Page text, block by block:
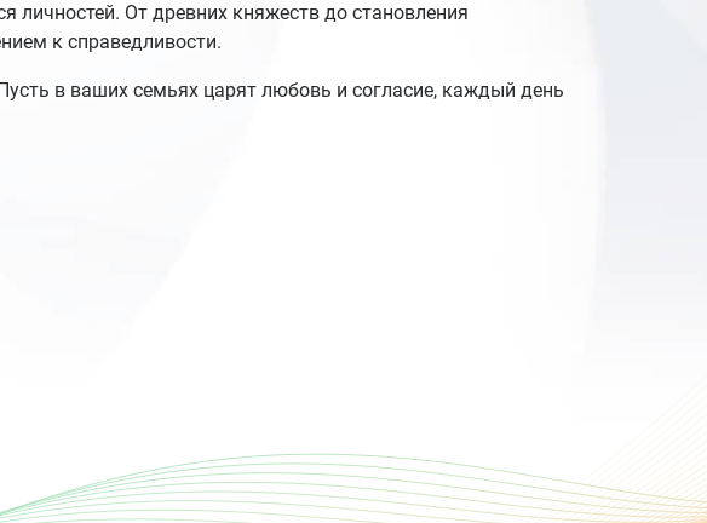
личностей. От древних княжеств до становления
к справедливости.
в ваших семьях царят любовь и согласие, каждый день